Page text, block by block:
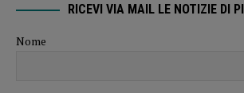
RICEVI VIA MAIL LE NOTIZIE DI
Nome